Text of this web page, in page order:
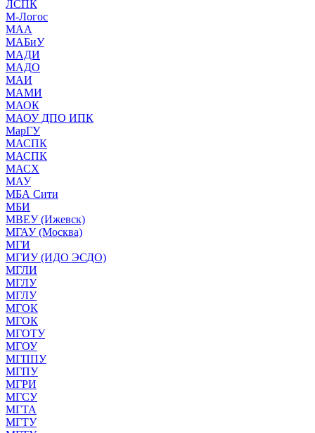
ЛСПК
М-Логос
МАА
МАБиУ
МАДИ
МАДО
МАИ
МАМИ
МАОК
МАОУ ДПО ИПК
МарГУ
МАСПК
МАСПК
МАСХ
МАУ
МБА Сити
МБИ
МВЕУ (Ижевск)
МГАУ (Москва)
МГИ
МГИУ (ИДО ЭСДО)
МГЛИ
МГЛУ
МГЛУ
МГОК
МГОК
МГОТУ
МГОУ
МГППУ
МГПУ
МГРИ
МГСУ
МГТА
МГТУ